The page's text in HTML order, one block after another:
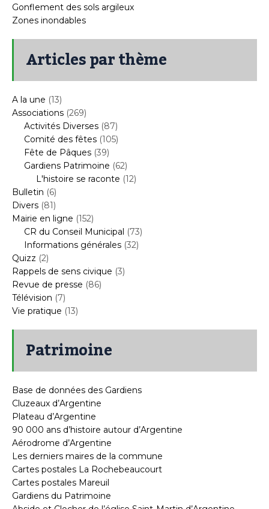
Gonflement des sols argileux
Zones inondables
Articles par thème
A la une (13)
Associations (269)
Activités Diverses (87)
Comité des fêtes (105)
Fête de Pâques (39)
Gardiens Patrimoine (62)
L'histoire se raconte (12)
Bulletin (6)
Divers (81)
Mairie en ligne (152)
CR du Conseil Municipal (73)
Informations générales (32)
Quizz (2)
Rappels de sens civique (3)
Revue de presse (86)
Télévision (7)
Vie pratique (13)
Patrimoine
Base de données des Gardiens
Cluzeaux d’Argentine
Plateau d’Argentine
90 000 ans d’histoire autour d’Argentine
Aérodrome d’Argentine
Les derniers maires de la commune
Cartes postales La Rochebeaucourt
Cartes postales Mareuil
Gardiens du Patrimoine